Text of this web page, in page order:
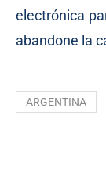
electrónica
abandone la
ARGENTINA